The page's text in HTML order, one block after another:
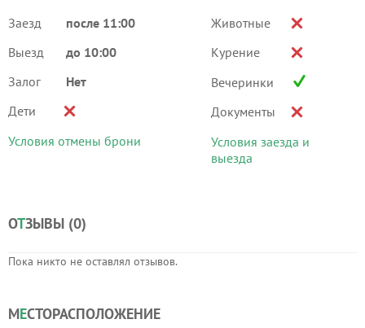
Заезд
после 11:00
Выезд
до 10:00
Залог
Нет
Дети
Условия отмены брони
Животные
Курение
Вечеринки
Документы
Условия заезда и
выезда
ОТЗЫВЫ (0)
Пока никто не оставлял отзывов.
МЕСТОРАСПОЛОЖЕНИЕ